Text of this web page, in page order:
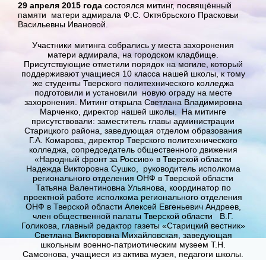
29 апреля 2015 года состоялся митинг, посвящённый
памяти матери адмирала Ф.С. Октябрьского Прасковьи
Васильевны Ивановой.
Участники митинга собрались у места захоронения
матери адмирала, на городском кладбище.
Присутствующие отметили порядок на могиле, который
поддерживают учащиеся 10 класса нашей школы, к тому
же студенты Тверского политехнического колледжа
подготовили и установили новую ограду на месте
захоронения. Митинг открыла Светлана Владимировна
Марченко, директор нашей школы. На митинге
присутствовали: заместитель главы администрации
Старицкого района, заведующая отделом образования
Г.А. Комарова, директор Тверского политехнического
колледжа, сопредседатель общественного движения
«Народный фронт за Россию» в Тверской области
Надежда Викторовна Сушко, руководитель исполкома
регионального отделения ОНФ в Тверской области
Татьяна Валентиновна Ульянова, координатор по
проектной работе исполкома регионального отделения
ОНФ в Тверской области Алексей Евгеньевич Андреев,
член общественной палаты Тверской области В.Г.
Голикова, главный редактор газеты «Старицкий вестник»
Светлана Викторовна Михайловская, заведующая
школьным военно-патриотическим музеем Т.Н.
Самсонова, учащиеся из актива музея, педагоги школы.